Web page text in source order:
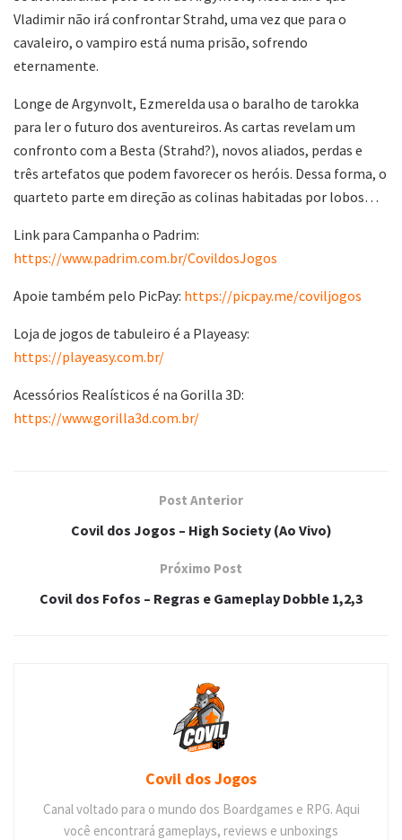
Vladimir não irá confrontar Strahd, uma vez que para o
cavaleiro, o vampiro está numa prisão, sofrendo
eternamente.
Longe de Argynvolt, Ezmerelda usa o baralho de tarokka
para ler o futuro dos aventureiros. As cartas revelam um
confronto com a Besta (Strahd?), novos aliados, perdas e
três artefatos que podem favorecer os heróis. Dessa forma, o
quarteto parte em direção as colinas habitadas por lobos…
Link para Campanha o Padrim:
https://www.padrim.com.br/CovildosJogos
Apoie também pelo PicPay: https://picpay.me/coviljogos
Loja de jogos de tabuleiro é a Playeasy:
https://playeasy.com.br/
Acessórios Realísticos é na Gorilla 3D:
https://www.gorilla3d.com.br/
Post Anterior
Covil dos Jogos – High Society (Ao Vivo)
Próximo Post
Covil dos Fofos – Regras e Gameplay Dobble 1,2,3
Covil dos Jogos
Canal voltado para o mundo dos Boardgames e RPG. Aqui
você encontrará gameplays, reviews e unboxings